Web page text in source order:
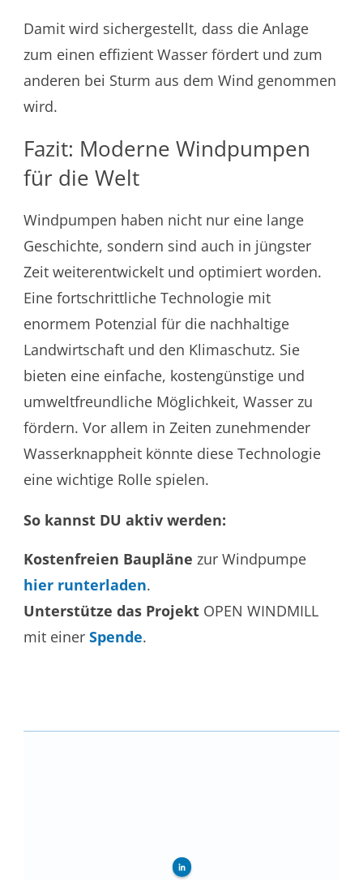
Damit wird sichergestellt, dass die Anlage
zum einen effizient Wasser fördert und zum
anderen bei Sturm aus dem Wind genommen
wird.
Fazit: Moderne Windpumpen
für die Welt
Windpumpen haben nicht nur eine lange
Geschichte, sondern sind auch in jüngster
Zeit weiterentwickelt und optimiert worden.
Eine fortschrittliche Technologie mit
enormem Potenzial für die nachhaltige
Landwirtschaft und den Klimaschutz. Sie
bieten eine einfache, kostengünstige und
umweltfreundliche Möglichkeit, Wasser zu
fördern. Vor allem in Zeiten zunehmender
Wasserknappheit könnte diese Technologie
eine wichtige Rolle spielen.
So kannst DU aktiv werden:
Kostenfreien Baupläne zur Windpumpe
hier runterladen.
Unterstütze das Projekt OPEN WINDMILL
mit einer Spende.